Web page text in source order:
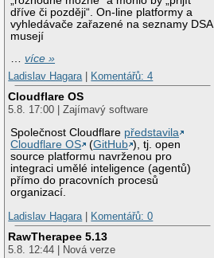
dříve či později“. On-line platformy a
vyhledávače zařazené na seznamy DSA
musejí
…více »
Ladislav Hagara
Komentářů: 4
Cloudflare OS
5.8. 17:00 | Zajímavý software
Společnost Cloudflare představila
Cloudflare OS
(GitHub ), tj. open
source platformu navrženou pro
integraci umělé inteligence (agentů)
přímo do pracovních procesů
organizací.
Ladislav Hagara
Komentářů: 0
RawTherapee 5.13
5.8. 12:44 | Nová verze